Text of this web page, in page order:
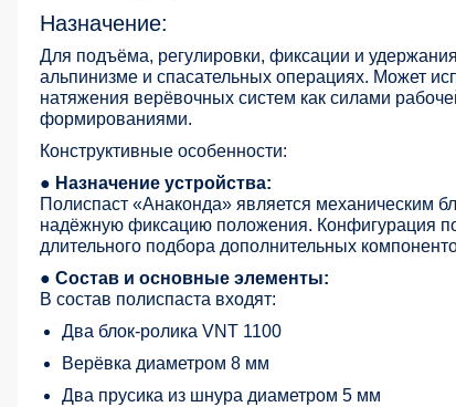
Назначение:
Для подъёма, регулировки, фиксации и
альпинизме и спасательных операциях. Может
натяжения верёвочных систем как силами
формированиями.
Конструктивные особенности:
● Назначение устройства:
Полиспаст «Анаконда» является механическим
надёжную фиксацию положения. Конфигурация
длительного подбора дополнительных
● Состав и основные элементы:
В состав полиспаста входят:
Два блок-ролика VNT 1100
Верёвка диаметром 8 мм
Два прусика из шнура диаметром 5 мм